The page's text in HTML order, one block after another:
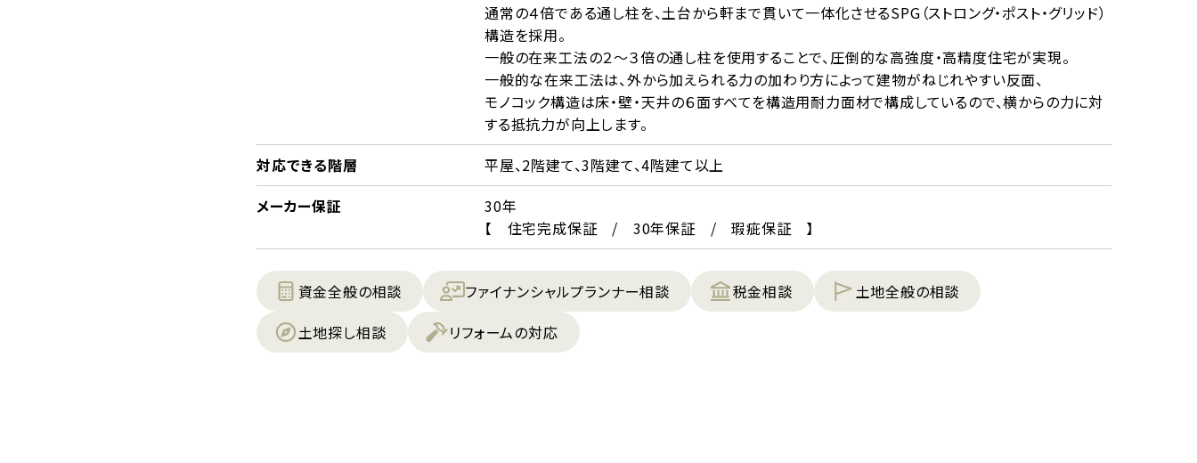
通常の４倍である通し柱を、土台から軒まで貫いて一体化させるSPG（ストロング・ポスト・グリッド）
構造を採用。
一般の在来工法の２〜３倍の通し柱を使用することで、圧倒的な高強度・高精度住宅が実現。
一般的な在来工法は、外から加えられる力の加わり方によって建物がねじれやすい反面、
モノコック構造は床・壁・天井の６面すべてを構造用耐力面材で構成しているので、横からの力に対
する抵抗力が向上します。
対応できる階層
平屋、2階建て、3階建て、4階建て以上
メーカー保証
30年
【 住宅完成保証 / 30年保証 / 瑕疵保証 】
資金全般の相談 ファイナンシャルプランナー相談 税金相談
土地全般の相談
土地探し相談
リフォームの対応